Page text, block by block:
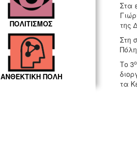
ΠΟΛΙΤΙΣΜΟΣ
ΑΝΘΕΚΤΙΚΗ ΠΟΛΗ
Στα
της
Στη
Το 3ο
τα